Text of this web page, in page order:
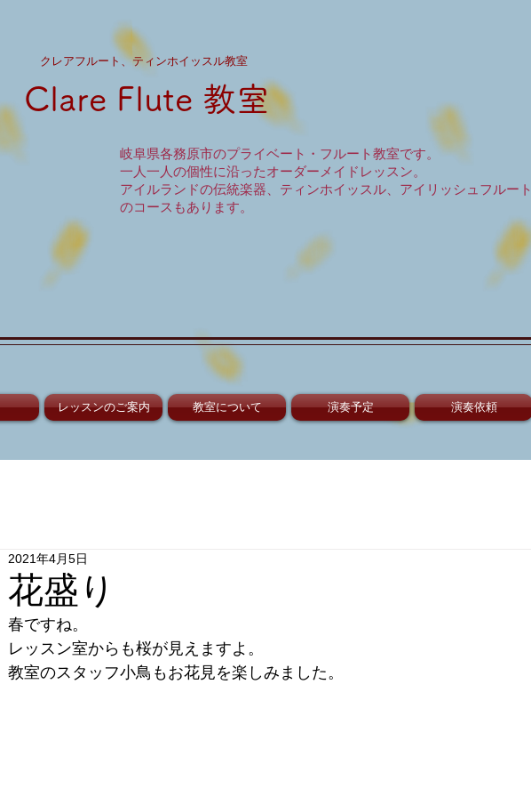
クレア​フルート、ティンホイッスル教室
Clare Flute 教室
岐阜県各務原市のプライベート・フルート教室です。
一人一人の個性に沿ったオーダーメイドレッスン。
アイルランドの伝統楽器、ティンホイッスル、アイリッシュフルート
のコースもあります。
花盛り
2021年4月5日
春ですね。
レッスン室からも桜が見えますよ。
教室のスタッフ小鳥もお花見を楽しみました。
レッスンのご案内 教室について 演奏予定 演奏依頼